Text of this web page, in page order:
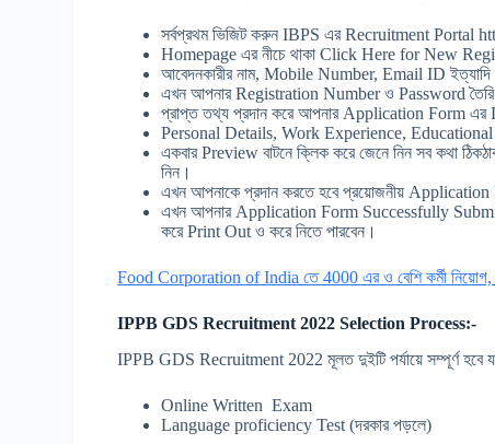
সর্বপ্রথম ভিজিট করুন IBPS এর Recruitment
Homepage এর নীচে থাকা Click Here for New
আবেদনকারীর নাম, Mobile Number, Email ID ইত্যাদি
এখন আপনার Registration Number ও Password তৈরি
প্রাপ্ত তথ্য প্রদান করে আপনার Application Form
Personal Details, Work Experience,
একবার Preview বাটনে ক্লিক করে জেনে নিন সব কথা
নিন।
এখন আপনাকে প্রদান করতে হবে প্রয়োজনীয় Application
এখন আপনার Application Form Successfully
করে Print Out ও করে নিতে পারবেন।
Food Corporation of India তে 4000 এর ও বেশি কর্মী নিয়োগ,
IPPB GDS Recruitment 2022 Selection Process:-
IPPB GDS Recruitment 2022 মূলত দুইটি পর্যায়ে সম্পূর্ণ হবে
Online Written Exam
Language proficiency Test (দরকার পড়লে)